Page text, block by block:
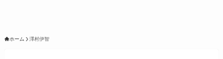
ホーム 澤村伊智